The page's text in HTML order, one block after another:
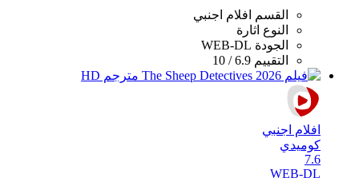
القسم
افلام اجنبي
النوع اثارة
الجودة WEB-DL
التقييم 6.9 / 10
افلام اجنبي
كوميدي
7.6
WEB-DL